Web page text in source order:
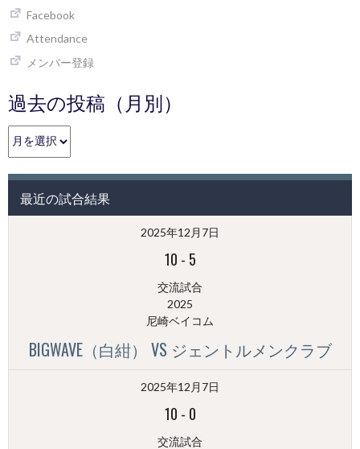
Facebook
Attendance
メンバー登録
過去の投稿（月別）
過
去
投
（月
最近の試合結果
2025年12月7日
10 - 5
交流試合
2025
尼崎ベイコム
BIGWAVE（白紺） VS ジェントルメンクラブ
2025年12月7日
10 - 0
交流試合